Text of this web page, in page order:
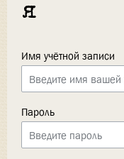
я
Имя учётной записи
Пароль